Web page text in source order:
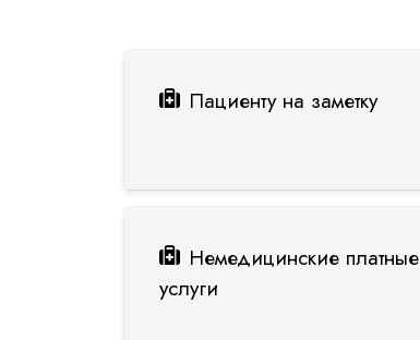
Пациенту на заметку
Немедицинские платные
услуги